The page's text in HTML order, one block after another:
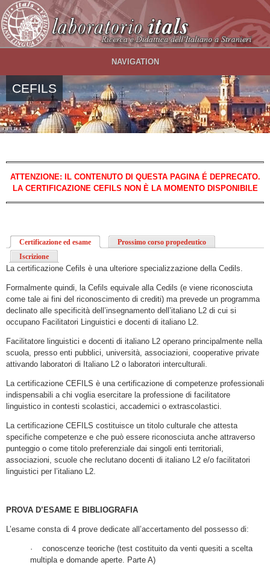
Salta al contenuto principale
NAVIGATION
CEFILS
ATTENZIONE: IL CONTENUTO DI QUESTA PAGINA É DEPRECATO.
LA CERTIFICAZIONE CEFILS NON È LA MOMENTO DISPONIBILE
Certificazione ed esame (scheda attiva)Prossimo corso propedeutico
Iscrizione
La certificazione Cefils è una ulteriore specializzazione della Cedils.
Formalmente quindi, la Cefils equivale alla Cedils (e viene riconosciuta
come tale ai fini del riconoscimento di crediti) ma prevede un programma
declinato alle specificità dell’insegnamento dell’italiano L2 di cui si
occupano Facilitatori Linguistici e docenti di italiano L2.
Facilitatore linguistici e docenti di italiano L2 operano principalmente nella
scuola, presso enti pubblici, università, associazioni, cooperative private
attivando laboratori di Italiano L2 o laboratori interculturali.
La certificazione CEFILS è una certificazione di competenze professionali
indispensabili a chi voglia esercitare la professione di facilitatore
linguistico in contesti scolastici, accademici o extrascolastici.
La certificazione CEFILS costituisce un titolo culturale che attesta
specifiche competenze e che può essere riconosciuta anche attraverso
punteggio o come titolo preferenziale dai singoli enti territoriali,
associazioni, scuole che reclutano docenti di italiano L2 e/o facilitatori
linguistici per l’italiano L2.
PROVA D’ESAME E BIBLIOGRAFIA
L’esame consta di 4 prove dedicate all’accertamento del possesso di:
· conoscenze teoriche (test costituito da venti quesiti a scelta
multipla e domande aperte. Parte A)